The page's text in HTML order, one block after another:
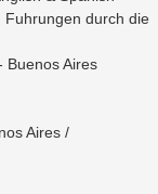
Fuhrungen durch die
Buenos Aires
Aires /